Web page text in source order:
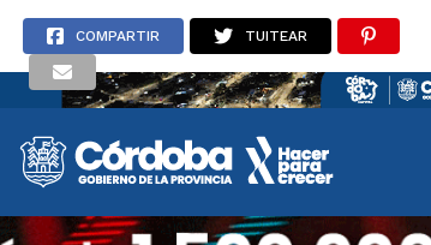
COMPARTIR TUITEAR